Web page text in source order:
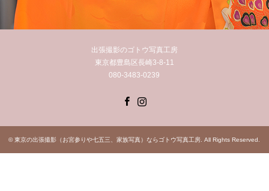
出張撮影のゴトウ写真工房
東京都豊島区長崎3-8-11
080-3483-0239
©東京の出張撮影（お宮参りや七五三、家族写真）ならゴトウ写真工房 . All Rights Reserved.